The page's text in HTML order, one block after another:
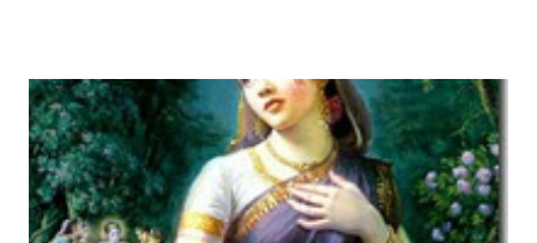
Download the file and search your ‘symbol number’.
Congratulations to all, who passed SLC this year. And
if you want to see your results with marks then, you
can follow THT (symbol no. and birth date required).
Download SLC Result 2066/2067 (2009-2010) :